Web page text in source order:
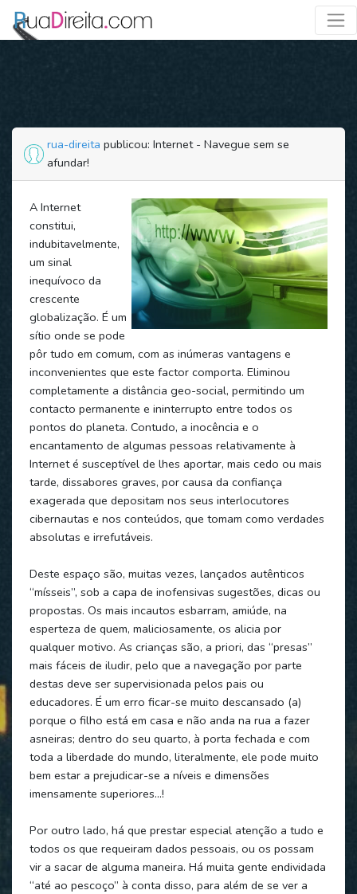
rua-direita publicou: Internet - Navegue sem se
afundar!
A Internet
constitui,
indubitavelmente,
um sinal
inequívoco da
crescente
globalização. É um
sítio onde se pode
pôr tudo em comum, com as inúmeras vantagens e
inconvenientes que este factor comporta. Eliminou
completamente a distância geo-social, permitindo um
contacto permanente e ininterrupto entre todos os
pontos do planeta. Contudo, a inocência e o
encantamento de algumas pessoas relativamente à
Internet é susceptível de lhes aportar, mais cedo ou mais
tarde, dissabores graves, por causa da confiança
exagerada que depositam nos seus interlocutores
cibernautas e nos conteúdos, que tomam como verdades
absolutas e irrefutáveis.
Deste espaço são, muitas vezes, lançados autênticos
“mísseis”, sob a capa de inofensivas sugestões, dicas ou
propostas. Os mais incautos esbarram, amiúde, na
esperteza de quem, maliciosamente, os alicia por
qualquer motivo. As crianças são, a priori, das “presas”
mais fáceis de iludir, pelo que a navegação por parte
destas deve ser supervisionada pelos pais ou
educadores. É um erro ficar-se muito descansado (a)
porque o filho está em casa e não anda na rua a fazer
asneiras; dentro do seu quarto, à porta fechada e com
toda a liberdade do mundo, literalmente, ele pode muito
bem estar a prejudicar-se a níveis e dimensões
imensamente superiores…!
Por outro lado, há que prestar especial atenção a tudo e
todos os que requeiram dados pessoais, ou os possam
vir a sacar de alguma maneira. Há muita gente endividada
“até ao pescoço” à conta disso, para além de se ver a